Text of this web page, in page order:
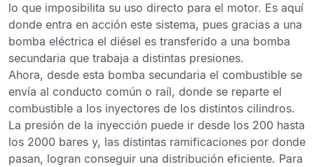
lo que imposibilita su uso directo para el motor. Es aquí
donde entra en acción este sistema, pues gracias a una
bomba eléctrica el diésel es transferido a una bomba
secundaria que trabaja a distintas presiones.
Ahora, desde esta bomba secundaria el combustible se
envía al conducto común o raíl, donde se reparte el
combustible a los inyectores de los distintos cilindros.
La presión de la inyección puede ir desde los 200 hasta
los 2000 bares y, las distintas ramificaciones por donde
pasan, logran conseguir una distribución eficiente. Para